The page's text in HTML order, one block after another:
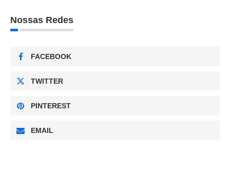
Nossas Redes
FACEBOOK
TWITTER
PINTEREST
EMAIL